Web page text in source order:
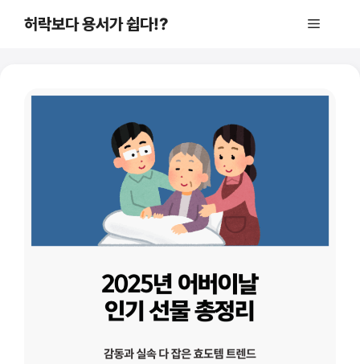
허락보다 용서가 쉽다!? 메